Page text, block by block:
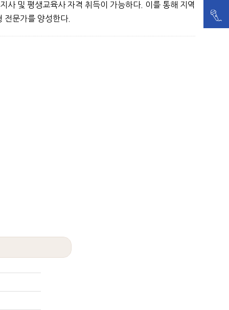
사 및 평생교육사 자격 취득이 가능하다. 이를 통해 지역
전문가를 양성한다.